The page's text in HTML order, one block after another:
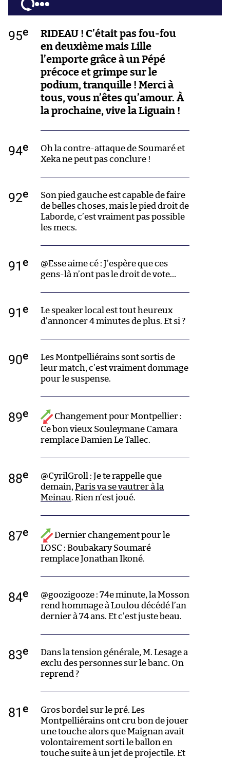
95e
RIDEAU ! C’était pas fou-fou
en deuxième mais Lille
l’emporte grâce à un Pépé
précoce et grimpe sur le
podium, tranquille ! Merci à
tous, vous n’êtes qu’amour. À
la prochaine, vive la Liguain !
94e
Oh la contre-attaque de Soumaré et
Xeka ne peut pas conclure !
92e
Son pied gauche est capable de faire
de belles choses, mais le pied droit de
Laborde, c’est vraiment pas possible
les mecs.
91 e
@Esse aime cé : J’espère que ces
gens-là n’ont pas le droit de vote…
91 e
Le speaker local est tout heureux
d’annoncer 4 minutes de plus. Et si ?
90e
Les Montpelliérains sont sortis de
leur match, c’est vraiment dommage
pour le suspense.
89e
Changement pour Montpellier :
Ce bon vieux Souleymane Camara
remplace Damien Le Tallec.
88e
@CyrilGroll : Je te rappelle que
demain, Paris va se vautrer à la
Meinau. Rien n’est joué.
87e
Dernier changement pour le
LOSC : Boubakary Soumaré
remplace Jonathan Ikoné.
84e
@goozigooze : 74e minute, la Mosson
rend hommage à Loulou décédé l’an
dernier à 74 ans. Et c’est juste beau.
83e
Dans la tension générale, M. Lesage a
exclu des personnes sur le banc. On
reprend ?
81 e
Gros bordel sur le pré. Les
Montpelliérains ont cru bon de jouer
une touche alors que Maignan avait
volontairement sorti le ballon en
touche suite à un jet de projectile. Et